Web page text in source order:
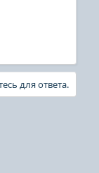
для ответа.